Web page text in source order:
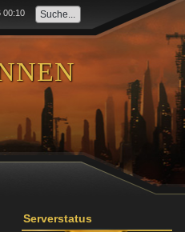
00:10
Serverstatus